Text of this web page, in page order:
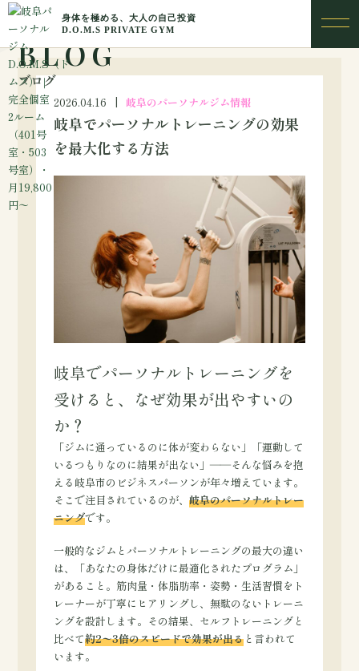
BLOG
ブログ
2026.04.16 岐阜のパーソナルジム情報
岐阜でパーソナルトレーニングの効果
を最大化する方法
岐阜でパーソナルトレーニングを
受けると、なぜ効果が出やすいの
か？
「ジムに通っているのに体が変わらない」「運動して
いるつもりなのに結果が出ない」――そんな悩みを抱
える岐阜市のビジネスパーソンが年々増えています。
そこで注目されているのが、岐阜のパーソナルトレー
ニングです。
一般的なジムとパーソナルトレーニングの最大の違い
は、「あなたの身体だけに最適化されたプログラム」
があること。筋肉量・体脂肪率・姿勢・生活習慣をト
レーナーが丁寧にヒアリングし、無駄のないトレーニ
ングを設計します。その結果、セルフトレーニングと
比べて約2〜3倍のスピードで効果が出る と言われて
います。